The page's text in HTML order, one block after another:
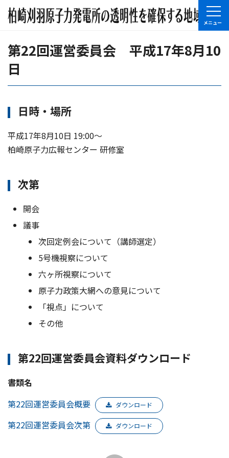
第22回運営委員会 平成17年8月10
日
日時・場所
平成17年8月10日 19:00〜
柏崎原子力広報センター 研修室
次第
開会
議事
次回定例会について（講師選定）
5号機視察について
六ヶ所視察について
原子力政策大網への意見について
「視点」について
その他
第22回運営委員会資料ダウンロード
書類名
第22回運営委員会概要
ダウンロード
第22回運営委員会次第 ダウンロード